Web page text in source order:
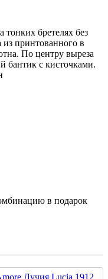
тонких бретелях без
принтованного в
По центру выреза
бантик с кисточками.
в подарок